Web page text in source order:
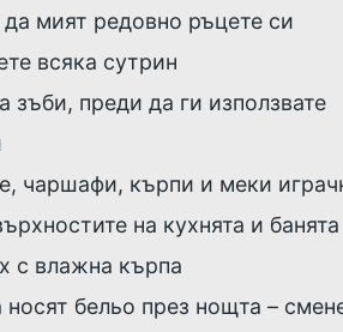
мият редовно ръцете си
всяка сутрин
зъби, преди да ги използвате
чаршафи, кърпи и меки
на кухнята и банята
с влажна кърпа
носят бельо през нощта –